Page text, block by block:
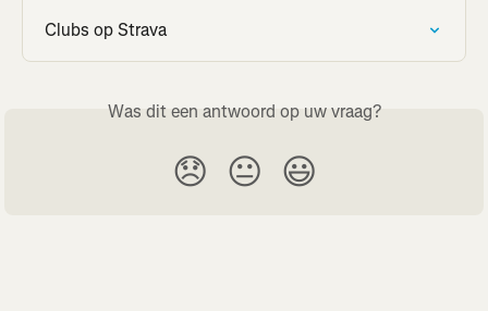
Clubs op Strava
Was dit een antwoord op uw vraag?
😞 😐 😃